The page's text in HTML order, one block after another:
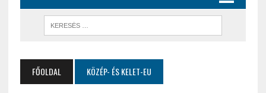
FŐOLDAL KÖZÉP- ÉS KELET-EU